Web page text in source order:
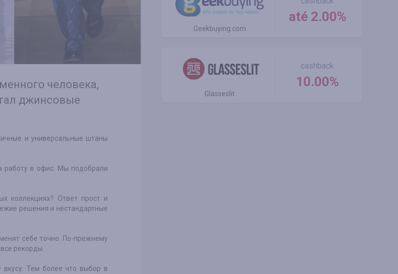
человека,
джинсовые
и универсальные штаны
работу в офис. Мы подобрали
коллекциях? Ответ прост и
решения и нестандартные
себе точно. По-прежнему
рекорды.
Тем более что выбор в
Geekbuying.com
até 2.00%
Glasseslit
cashback
10.00%